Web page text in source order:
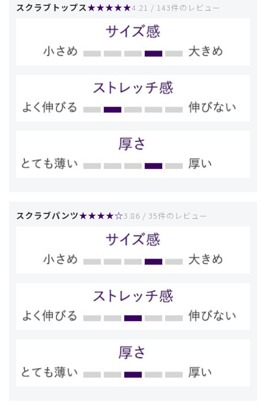
スクラブトップス★★★★★4.21 / 143件のレビュー
スクラブパンツ★★★★☆3.86 / 35件のレビュー